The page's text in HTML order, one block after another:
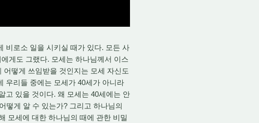
비로소 일을 시키실 때가 있다. 모든 사
게도 그랬다. 모세는 하나님께서 이스
떻게 쓰임받을 것인지는 모세 자신도
우리들 중에는 모세가 40세가 아니라
고 있을 것이다. 왜 모세는 40세에는 안
떻게 알 수 있는가? 그리고 하나님의
모세에 대한 하나님의 때에 관한 비밀